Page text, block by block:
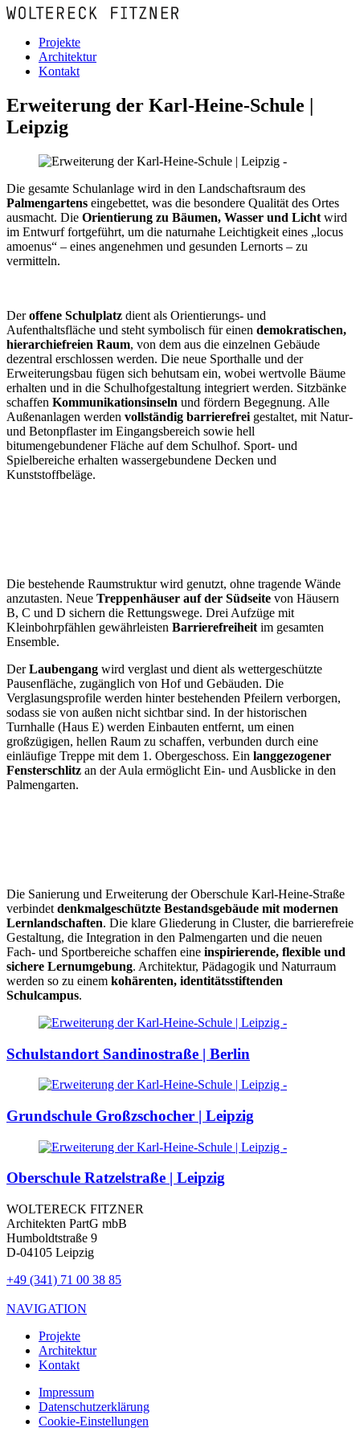
Projekte
Architektur
Kontakt
Erweiterung der Karl-Heine-Schule |
Leipzig
Die gesamte Schulanlage wird in den Landschaftsraum des
Palmengartens eingebettet, was die besondere Qualität des Ortes
ausmacht. Die Orientierung zu Bäumen, Wasser und Licht wird
im Entwurf fortgeführt, um die naturnahe Leichtigkeit eines „locus
amoenus“ – eines angenehmen und gesunden Lernorts – zu
vermitteln.
Deroffene Schulplatz dient als Orientierungs- und
Aufenthaltsfläche und steht symbolisch für einen demokratischen,
hierarchiefreien Raum, von dem aus die einzelnen Gebäude
dezentral erschlossen werden. Die neue Sporthalle und der
Erweiterungsbau fügen sich behutsam ein, wobei wertvolle Bäume
erhalten und in die Schulhofgestaltung integriert werden. Sitzbänke
schaffen Kommunikationsinseln und fördern Begegnung. Alle
Außenanlagen werden vollständig barrierefrei gestaltet, mit Natur-
und Betonpflaster im Eingangsbereich sowie hell
bitumengebundener Fläche auf dem Schulhof. Sport- und
Spielbereiche erhalten wassergebundene Decken und
Kunststoffbeläge.
Die bestehende Raumstruktur wird genutzt, ohne tragende Wände
anzutasten. Neue Treppenhäuser auf der Südseite von Häusern
B, C und D sichern die Rettungswege. Drei Aufzüge mit
Kleinbohrpfählen gewährleisten Barrierefreiheit im gesamten
Ensemble.
DerLaubengang wird verglast und dient als wettergeschützte
Pausenfläche, zugänglich von Hof und Gebäuden. Die
Verglasungsprofile werden hinter bestehenden Pfeilern verborgen,
sodass sie von außen nicht sichtbar sind. In der historischen
Turnhalle (Haus E) werden Einbauten entfernt, um einen
großzügigen, hellen Raum zu schaffen, verbunden durch eine
einläufige Treppe mit dem 1. Obergeschoss. Ein langgezogener
Fensterschlitz an der Aula ermöglicht Ein- und Ausblicke in den
Palmengarten.
Die Sanierung und Erweiterung der Oberschule Karl-Heine-Straße
verbindet denkmalgeschützte Bestandsgebäude mit modernen
Lernlandschaften. Die klare Gliederung in Cluster, die barrierefreie
Gestaltung, die Integration in den Palmengarten und die neuen
Fach- und Sportbereiche schaffen eine inspirierende, flexible und
sichere Lernumgebung. Architektur, Pädagogik und Naturraum
werden so zu einem kohärenten, identitätsstiftenden
Schulcampus.
Schulstandort Sandinostraße | Berlin
Grundschule Großzschocher | Leipzig
Oberschule Ratzelstraße | Leipzig
WOLTERECK FITZNER
Architekten PartG mbB
Humboldtstraße 9
D-04105 Leipzig
+49 (341) 71 00 38 85
NAVIGATION
Projekte
Architektur
Kontakt
Impressum
Datenschutzerklärung
Cookie-Einstellungen